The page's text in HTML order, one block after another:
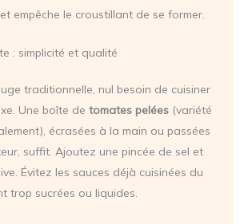
empêche le croustillant de se former.
: simplicité et qualité
traditionnelle, nul besoin de cuisiner
Une boîte de tomates pelées(variété
écrasées à la main ou passées
suffit. Ajoutez une pincée de sel et
Évitez les sauces déjà cuisinées du
trop sucrées ou liquides.